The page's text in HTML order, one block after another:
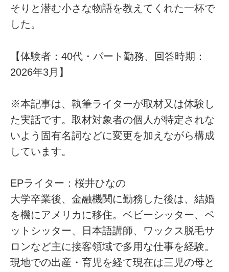
そりと潜む小さな物語を教えてくれた一杯で
した。
【体験者：40代・パート勤務、回答時期：
2026年3月】
※本記事は、執筆ライターが取材又は体験し
た実話です。取材対象者の個人が特定されな
いよう固有名詞などに変更を加えながら構成
しています。
EPライター：桜井ひなの
大学卒業後、金融機関に勤務した後は、結婚
を機にアメリカに移住。ベビーシッター、ペ
ットシッター、日本語講師、ワックス脱毛サ
ロンなど主に接客領域で多用な仕事を経験。
現地での出産・育児を経て現在は三児の母と